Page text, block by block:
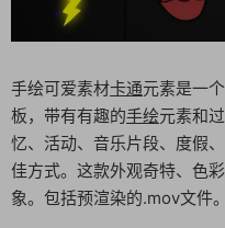
手绘可爱素材卡通元素是一
板，带有有趣的手绘元素和
忆、活动、音乐片段、度假
佳方式。这款外观奇特、色
象。包括预渲染的.mov文件。